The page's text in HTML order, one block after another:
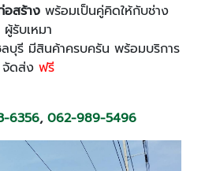
สร้าง พร้อมเป็นคู่คิดให้กับช่าง
ผู้รับเหมา
ลบุรี มีสินค้าครบครัน พร้อมบริการ
จัดส่ง ฟรี
6356, 062-989-5496